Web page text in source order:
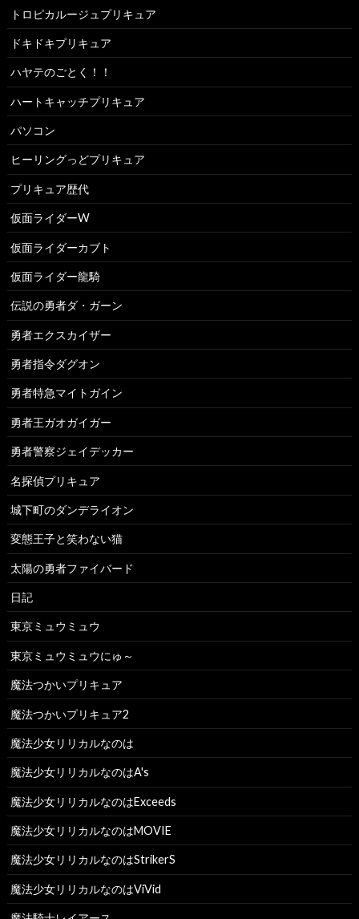
トロピカルージュプリキュア
ドキドキプリキュア
ハヤテのごとく！！
ハートキャッチプリキュア
パソコン
ヒーリングっどプリキュア
プリキュア歴代
仮面ライダーW
仮面ライダーカブト
仮面ライダー龍騎
伝説の勇者ダ・ガーン
勇者エクスカイザー
勇者指令ダグオン
勇者特急マイトガイン
勇者王ガオガイガー
勇者警察ジェイデッカー
名探偵プリキュア
城下町のダンデライオン
変態王子と笑わない猫
太陽の勇者ファイバード
日記
東京ミュウミュウ
東京ミュウミュウにゅ～
魔法つかいプリキュア
魔法つかいプリキュア2
魔法少女リリカルなのは
魔法少女リリカルなのはA's
魔法少女リリカルなのはExceeds
魔法少女リリカルなのはMOVIE
魔法少女リリカルなのはStrikerS
魔法少女リリカルなのはViVid